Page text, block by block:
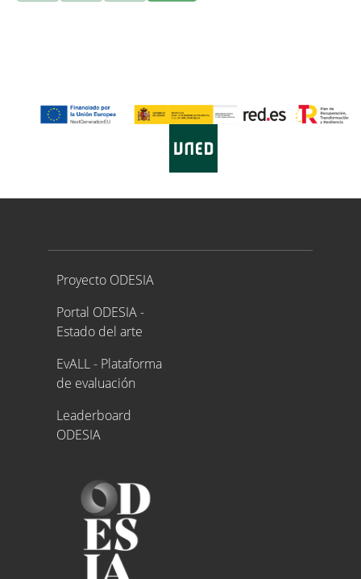
Proyecto ODESIA
Proyecto ODESIA
Portal ODESIA -
Estado del arte
EvALL - Plataforma
de evaluación
Leaderboard
ODESIA